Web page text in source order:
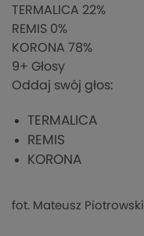
TERMALICA 22%
REMIS 0%
KORONA 78%
9+ Głosy
Oddaj swój głos:
TERMALICA
REMIS
KORONA
fot. Mateusz Piotrowski